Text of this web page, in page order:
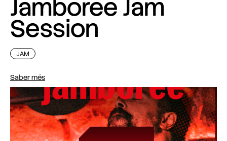
Jamboree Jam
Session
JAM
Saber més